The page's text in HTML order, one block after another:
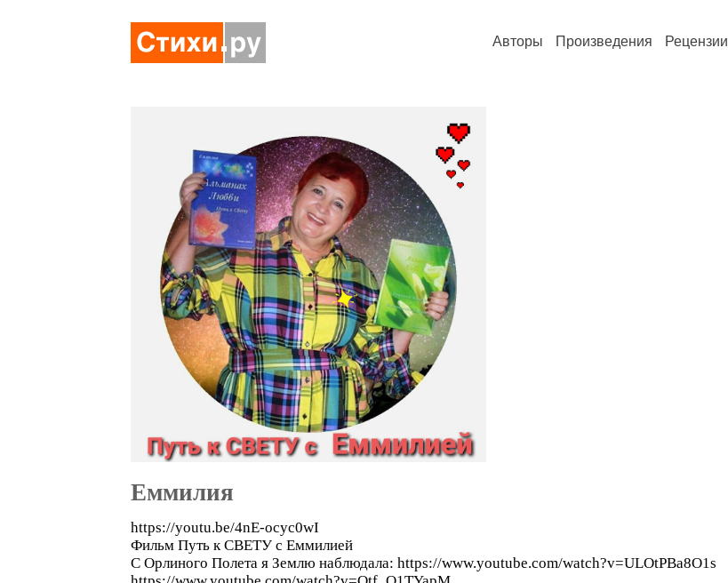
Авторы Произведения Рецензии
Еммилия
https://youtu.be/4nE-ocyc0wI
Фильм Путь к СВЕТУ с Еммилией
С Орлиного Полета я Землю наблюдала: https://www.youtube.com/watch?v=ULOtPBa8O1s